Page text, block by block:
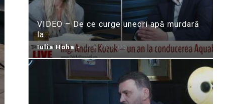
VIDEO – De ce curge uneori apă murdară
la...
Iulia Hoha - iulie 24, 2026